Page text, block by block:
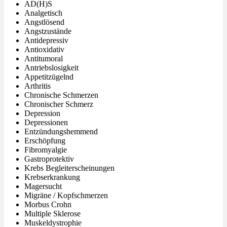
AD(H)S
Analgetisch
Angstlösend
Angstzustände
Antidepressiv
Antioxidativ
Antitumoral
Antriebslosigkeit
Appetitzügelnd
Arthritis
Chronische Schmerzen
Chronischer Schmerz
Depression
Depressionen
Entzündungshemmend
Erschöpfung
Fibromyalgie
Gastroprotektiv
Krebs Begleiterscheinungen
Krebserkrankung
Magersucht
Migräne / Kopfschmerzen
Morbus Crohn
Multiple Sklerose
Muskeldystrophie